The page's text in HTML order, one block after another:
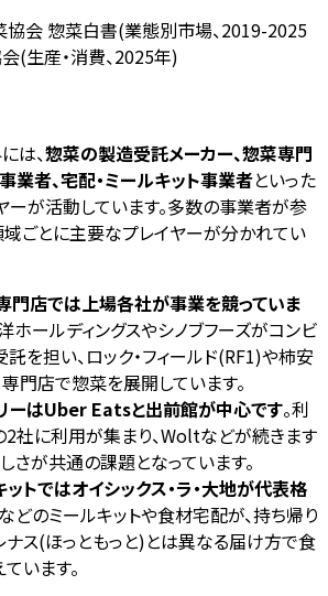
協会 惣菜白書(業態別市場、2019-2025
(生産・消費、2025年)
は、惣菜の製造受託メーカー、惣菜専門
業者、宅配・ミールキット事業者といった
ーが活動しています。多数の事業者が参
域ごとに主要なプレイヤーが分かれてい
門店では上場各社が事業を競っていま
ホールディングスやシノブフーズがコンビ
を担い、ロック・フィールド(RF1)や柿安
門店で惣菜を展開しています。
ーはUber Eatsと出前館が中心です。利
社に利用が集まり、Woltなどが続きます
さが共通の課題となっています。
ットではオイシックス・ラ・大地が代表格
どのミールキットや食材宅配が、持ち帰り
ス(ほっともっと)とは異なる届け方で食
います。